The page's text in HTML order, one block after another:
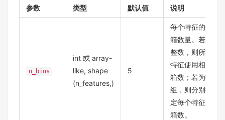
参数 类型 默认值 说明
n_bins
int 或 array-
like, shape
(n_features,)
5
每个特征的分
箱数量。若为
整数，则所有
特征使用相同
箱数；若为数
组，则分别指
定每个特征的
箱数。